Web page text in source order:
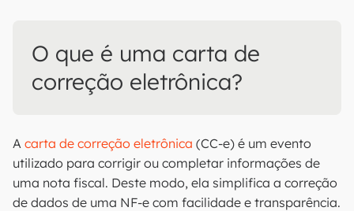
O que é uma carta de
correção eletrônica?
A carta de correção eletrônica (CC-e) é um evento
utilizado para corrigir ou completar informações de
uma nota fiscal. Deste modo, ela simplifica a correção
de dados de uma NF-e com facilidade e transparência.